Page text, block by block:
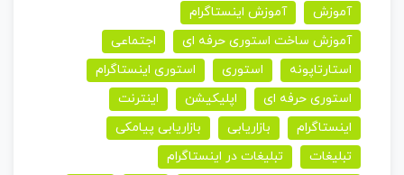
آموزش
آموزش اینستاگرام
آموزش ساخت استوری حرفه ای
اجتماعی
استارتاپونه
استوری
استوری اینستاگرام
استوری حرفه ای
اپلیکیشن
اینترنت
اینستاگرام
بازاریابی
بازاریابی پیامکی
تبلیغات
تبلیغات در اینستاگرام